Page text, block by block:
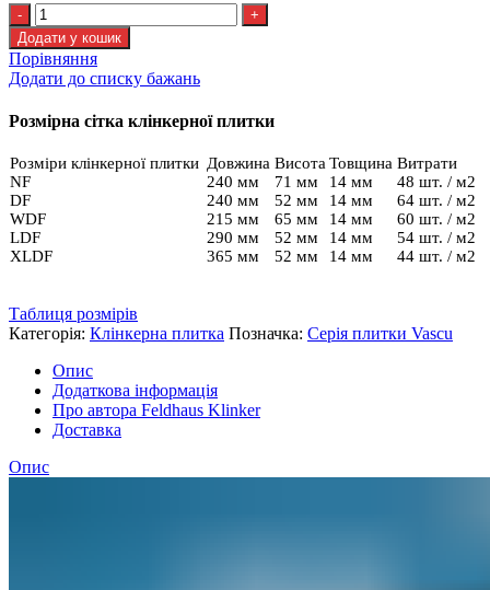
Kлінкерна
плитка
Feldhaus
R
751
NF14
кількість
Додати у кошик
Порівняння
Додати до списку бажань
Розмірна сітка клінкерної плитки
Розміри клінкерної плитки Довжина ВисотаТовщина Витрати
NF
240 мм 71 мм 14 мм
48 шт. / м2
DF
240 мм 52 мм 14 мм
64 шт. / м2
WDF
215 мм 65 мм 14 мм
60 шт. / м2
LDF
290 мм 52 мм 14 мм
54 шт. / м2
XLDF
365 мм 52 мм 14 мм 44 шт. / м2
Таблиця розмірів
Категорія: Клінкерна плитка Позначка: Серія плитки Vascu
Опис
Додаткова інформація
Про автора Feldhaus Klinker
Доставка
Опис